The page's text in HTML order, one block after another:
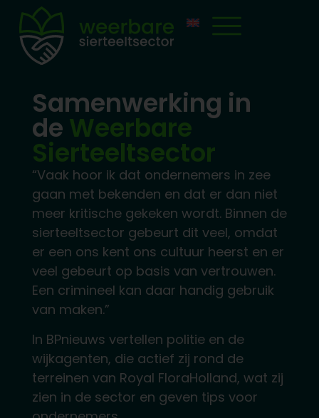
Samenwerking in
de Weerbare
Sierteeltsector
“Vaak hoor ik dat ondernemers in zee
gaan met bekenden en dat er dan niet
meer kritische gekeken wordt. Binnen de
sierteeltsector gebeurt dit veel, omdat
er een ons kent ons cultuur heerst en er
veel gebeurt op basis van vertrouwen.
Een crimineel kan daar handig gebruik
van maken.”
In BPnieuws vertellen politie en de
wijkagenten, die actief zij rond de
terreinen van Royal FloraHolland, wat zij
zien in de sector en geven tips voor